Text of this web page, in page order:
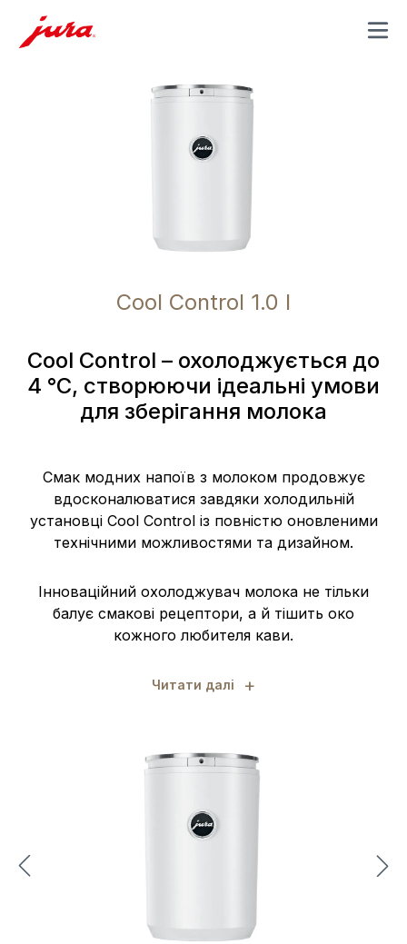
MENU
Cool Control 1.0 l
Cool Control – охолоджується до
4 °C, створюючи ідеальні умови
для зберігання молока
Смак модних напоїв з молоком продовжує
вдосконалюватися завдяки холодильній
установці Cool Control із повністю оновленими
технічними можливостями та дизайном.
Інноваційний охолоджувач молока не тільки
балує смакові рецептори, а й тішить око
кожного любителя кави.
Читати далі +